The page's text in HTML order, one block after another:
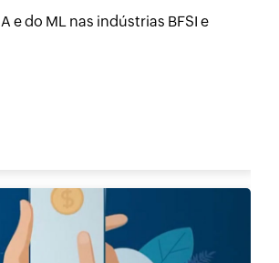
e do ML nas indústrias BFSI e